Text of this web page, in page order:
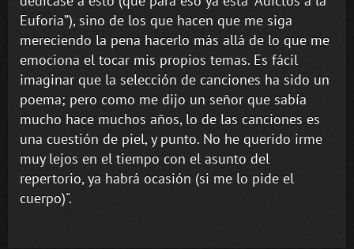
Euforia”), sino de los que hacen que me siga
mereciendo la pena hacerlo más allá de lo que me
emociona el tocar mis propios temas. Es fácil
imaginar que la selección de canciones ha sido un
poema; pero como me dijo un señor que sabía
mucho hace muchos años, lo de las canciones es
una cuestión de piel, y punto. No he querido irme
muy lejos en el tiempo con el asunto del
repertorio, ya habrá ocasión (si me lo pide el
cuerpo)".